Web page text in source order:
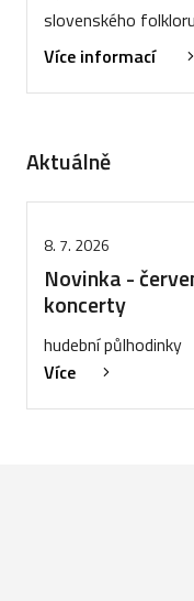
slovenského
Více informací
Aktuálně
8. 7. 2026
Novinka -
koncerty
hudební půlhodinky
Více